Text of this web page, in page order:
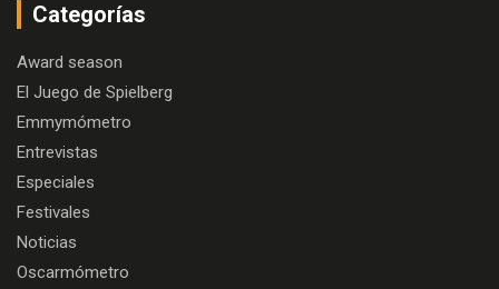
Categorías
Award season
El Juego de Spielberg
Emmymómetro
Entrevistas
Especiales
Festivales
Noticias
Oscarmómetro